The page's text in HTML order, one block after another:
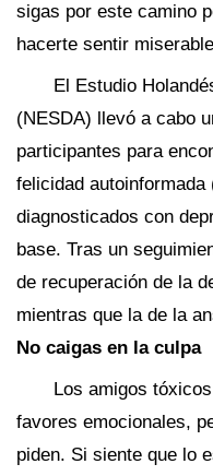
sigas por este camino
hacerte sentir
El Estudio
(NESDA) llevó a cabo
participantes para
felicidad autoinformada
diagnosticados con
base. Tras un
de recuperación de la
mientras que la de la
No caigas en la culpa
Los amigos
favores emocionales,
piden. Si siente que lo